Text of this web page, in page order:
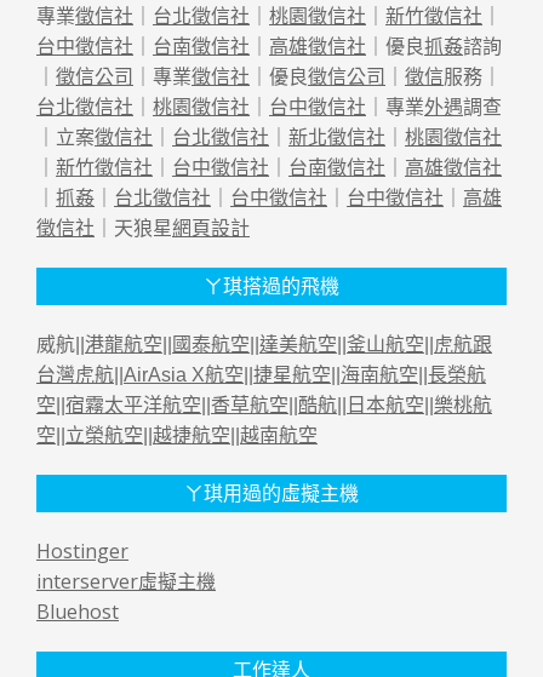
專業徵信社 ｜ 台北徵信社 ｜ 桃園徵信社 ｜ 新竹徵信社 ｜
台中徵信社 ｜ 台南徵信社 ｜ 高雄徵信社 ｜優良抓姦諮詢
｜ 徵信公司 ｜專業徵信社 ｜優良徵信公司 ｜ 徵信服務｜
台北徵信社 ｜ 桃園徵信社 ｜ 台中徵信社 ｜專業外遇調查
｜立案徵信社 ｜ 台北徵信社 ｜ 新北徵信社 ｜ 桃園徵信社
｜ 新竹徵信社 ｜ 台中徵信社 ｜ 台南徵信社 ｜ 高雄徵信社
｜ 抓姦 ｜ 台北徵信社 ｜ 台中徵信社 ｜ 台中徵信社 ｜ 高雄
徵信社 ｜天狼星網頁設計
ㄚ琪搭過的飛機
威航|| 港龍航空 國泰航空 達美航空 釜山航空
虎航跟
台灣虎航 AirAsia X航空 捷星航空 海南航空 長榮航
空 宿霧太平洋航空 香草航空 酷航 日本航空 樂桃航
空 立榮航空 越捷航空 越南航空
ㄚ琪用過的虛擬主機
Hostinger
interserver虛擬主機
Bluehost
工作達人